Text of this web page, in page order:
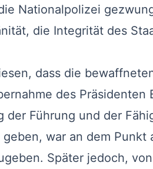
Nationalpolizei
die Integrität des
dass die
des
der Führung und der
war an dem
Später jedoch,